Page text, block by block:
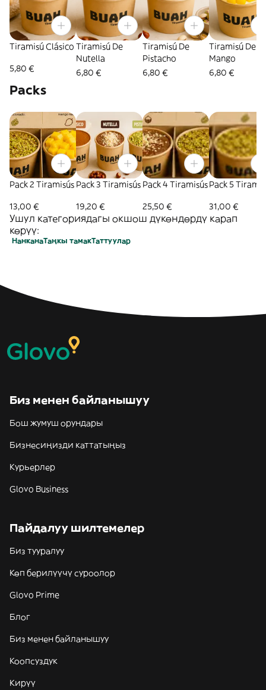
Tiramisú Clásico
5,80 €
Tiramisú De
Nutella
6,80 €
Tiramisú De
Pistacho
6,80 €
Tiramisú De
Mango
6,80 €
Packs
Pack 2 Tiramisús
13,00 €
Pack 3 Tiramisús
19,20 €
Pack 4 Tiramisús
25,50 €
Pack 5
31,00 €
Ушул категориядагы окшош дүкөндөрдү карап
көрүү:
НанканаТаңкы тамакТаттуулар
Биз менен байланышуу
Бош жумуш орундары
Бизнесиңизди каттатыңыз
Курьерлер
Glovo Business
Пайдалуу шилтемелер
Биз тууралуу
Көп берилүүчү суроолор
Glovo Prime
Блог
Биз менен байланышуу
Коопсуздук
Кирүү